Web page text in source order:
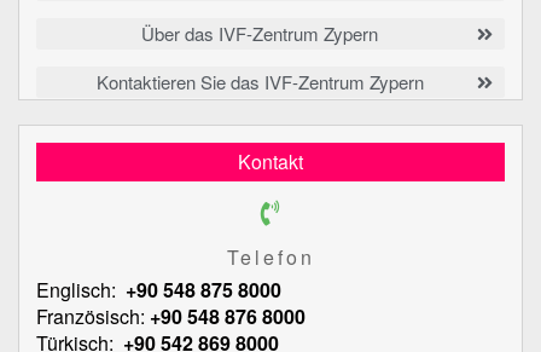
Über das IVF-Zentrum Zypern
Kontaktieren Sie das IVF-Zentrum Zypern
Kontakt
Telefon
Englisch: +90 548 875 8000
Französisch: +90 548 876 8000
Türkisch: +90 542 869 8000